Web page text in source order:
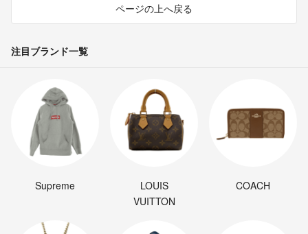
ページの上へ戻る
注目ブランド一覧
Supreme
LOUIS
VUITTON
COACH